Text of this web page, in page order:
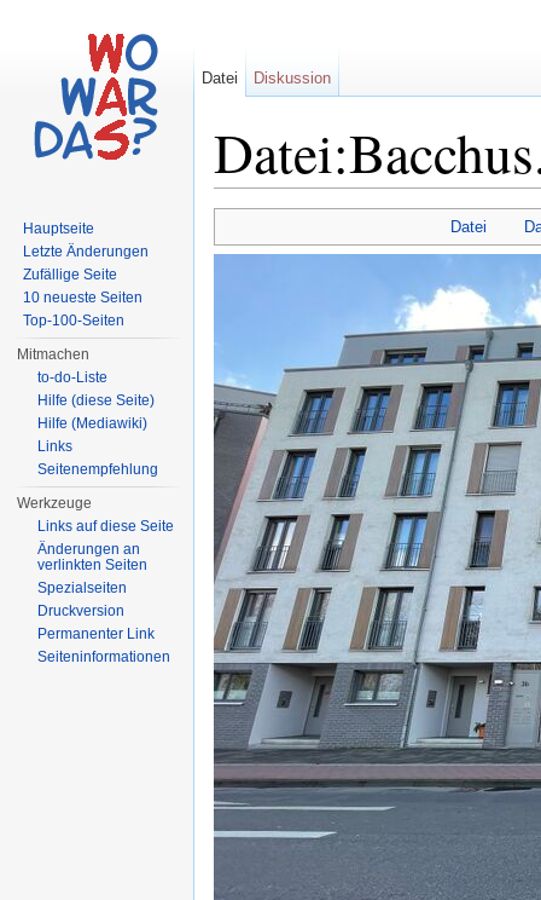
Datei
Datei Diskussion
Hauptseite
Letzte Änderungen
Zufällige Seite
10 neueste Seiten
Top-100-Seiten
Mitmachen
to-do-Liste
Hilfe (diese Seite)
Hilfe (Mediawiki)
Links
Seitenempfehlung
Werkzeuge
Links auf diese Seite
Änderungen an
verlinkten Seiten
Spezialseiten
Druckversion
Permanenter Link
Seiteninformationen